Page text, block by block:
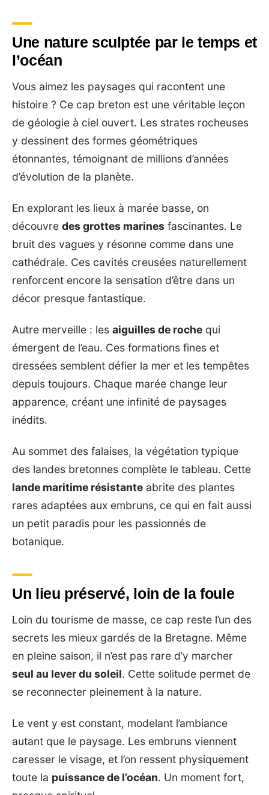
Une nature sculptée par le temps et
l’océan
Vous aimez les paysages qui racontent une
histoire ? Ce cap breton est une véritable leçon
de géologie à ciel ouvert. Les strates rocheuses
y dessinent des formes géométriques
étonnantes, témoignant de millions d’années
d’évolution de la planète.
En explorant les lieux à marée basse, on
découvre des grottes marines fascinantes. Le
bruit des vagues y résonne comme dans une
cathédrale. Ces cavités creusées naturellement
renforcent encore la sensation d’être dans un
décor presque fantastique.
Autre merveille : les aiguilles de roche qui
émergent de l’eau. Ces formations fines et
dressées semblent défier la mer et les tempêtes
depuis toujours. Chaque marée change leur
apparence, créant une infinité de paysages
inédits.
Au sommet des falaises, la végétation typique
des landes bretonnes complète le tableau. Cette
lande maritime résistante abrite des plantes
rares adaptées aux embruns, ce qui en fait aussi
un petit paradis pour les passionnés de
botanique.
Un lieu préservé, loin de la foule
Loin du tourisme de masse, ce cap reste l’un des
secrets les mieux gardés de la Bretagne. Même
en pleine saison, il n’est pas rare d’y marcher
seul au lever du soleil. Cette solitude permet de
se reconnecter pleinement à la nature.
Le vent y est constant, modelant l’ambiance
autant que le paysage. Les embruns viennent
caresser le visage, et l’on ressent physiquement
toute la puissance de l’océan. Un moment fort,